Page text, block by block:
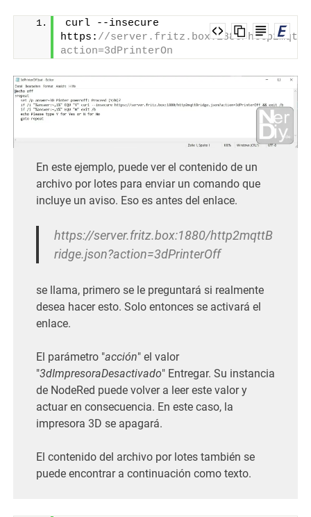
curl --insecure
https: //server.fritz.box:1880/
action=3dPrinterOn
En este ejemplo, puede ver el contenido de un
archivo por lotes para enviar un comando que
incluye un aviso. Eso es antes del enlace.
https://server.fritz.box:1880/http2mqttB
ridge.json?action=3dPrinterOff
se llama, primero se le preguntará si realmente
desea hacer esto. Solo entonces se activará el
enlace.
El parámetro "acción" el valor
"3dImpresoraDesactivado" Entregar. Su instancia
de NodeRed puede volver a leer este valor y
actuar en consecuencia. En este caso, la
impresora 3D se apagará.
El contenido del archivo por lotes también se
puede encontrar a continuación como texto.